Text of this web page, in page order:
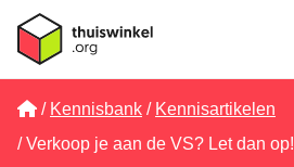
Home
Kennisbank
Kennisartikelen
Verkoop je aan de VS? Let dan op!